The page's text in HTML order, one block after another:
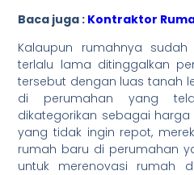
Baca juga : Kontraktor
Kalaupun rumahnya
terlalu lama ditinggalkan
tersebut dengan luas tanah
di perumahan yang
dikategorikan sebagai
yang tidak ingin repot,
rumah baru di perumahan
untuk merenovasi rumah